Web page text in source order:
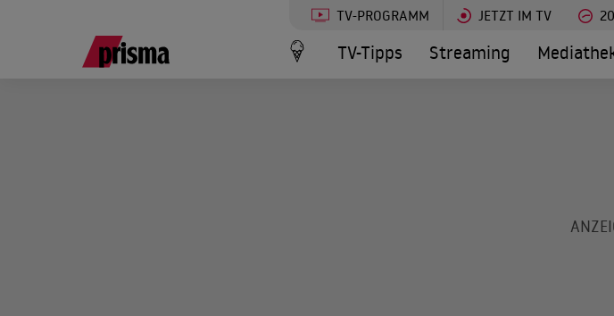
TV-PROGRAMM JETZT IM TV
TV-Tipps Streaming